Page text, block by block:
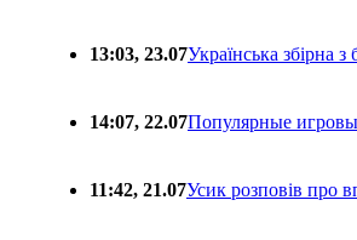
13:03, 23.07Українська збірна
14:07, 22.07Популярные
11:42, 21.07Усик розповів про